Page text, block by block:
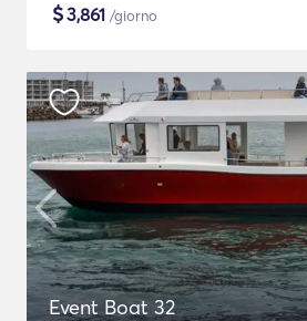
$3,861 /giorno
Event Boat 32